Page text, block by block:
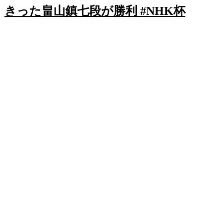
きった畠山鎮七段が勝利 #NHK杯